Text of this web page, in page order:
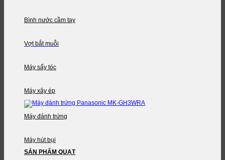
Bình nước cầm tay
Vợt bắt muỗi
Máy sấy tóc
Máy xây ép
Máy đánh trứng
Máy hút bụi
SẢN PHẨM QUẠT